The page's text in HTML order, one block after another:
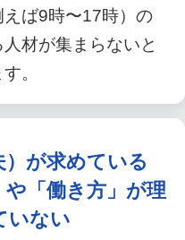
ば9時〜17時）の
材が集まらないと
。
）が求めている
や「働き方」が理
いない